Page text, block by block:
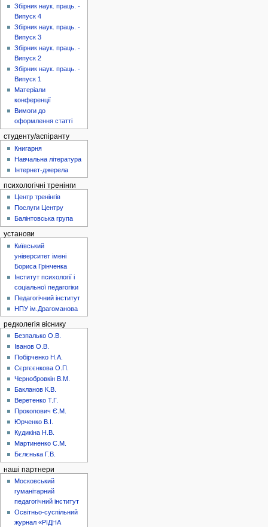
Збірник наук. праць. -
Випуск 4
Збірник наук. праць. -
Випуск 3
Збірник наук. праць. -
Випуск 2
Збірник наук. праць. -
Випуск 1
Матеріали
конференції
Вимоги до
оформлення статті
студенту/аспіранту
Книгарня
Навчальна література
Інтернет-джерела
психологічні тренінги
Центр тренінгів
Послуги Центру
Балінтовська група
установи
Київський
університет імені
Бориса Грінченка
Інститут психології і
соціальної педагогіки
Педагогічний інститут
НПУ ім.Драгоманова
редколегія віснику
Безпалько О.В.
Іванов О.В.
Побірченко Н.А.
Сєргєєнкова О.П.
Чернобровкін В.М.
Бакланов К.В.
Веретенко Т.Г.
Прокопович Є.М.
Юрченко В.І.
Кудикіна Н.В.
Мартиненко С.М.
Бєлєнька Г.В.
наші партнери
Московський
гуманітарний
педагогічний інститут
Освітньо-суспільний
журнал «РІДНА